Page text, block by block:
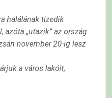
halálának tizedik
azóta „utazik” az ország
november 20-ig lesz
a város lakóit,